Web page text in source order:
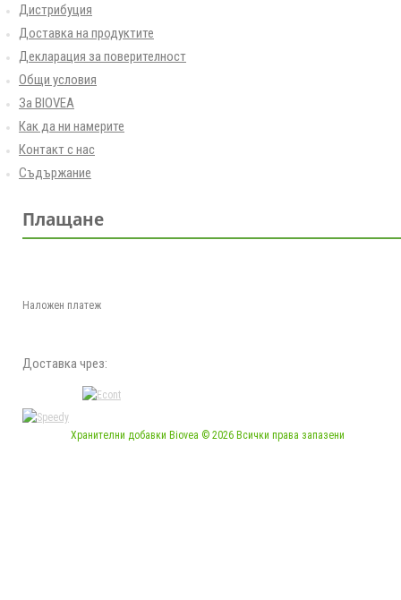
Дистрибуция
Доставка на продуктите
Декларация за поверителност
Общи условия
За BIOVEA
Как да ни намерите
Контакт с нас
Съдържание
Плащане
Наложен платеж
Доставка чрез:
Хранителни добавки Biovea © 2026 Всички права запазени